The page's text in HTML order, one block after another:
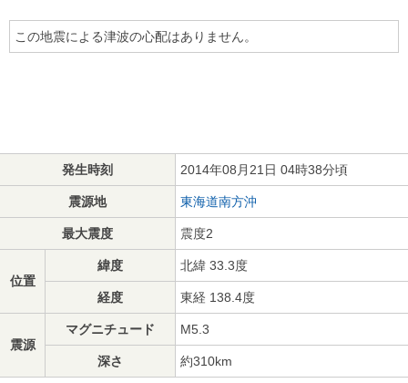
この地震による津波の心配はありません。
発生時刻 2014年08月21日 04時38分頃
震源地 東海道南方沖
最大震度 震度2
位置
緯度 北緯 33.3度
経度 東経 138.4度
震源
マグニチュード M5.3
深さ 約310km